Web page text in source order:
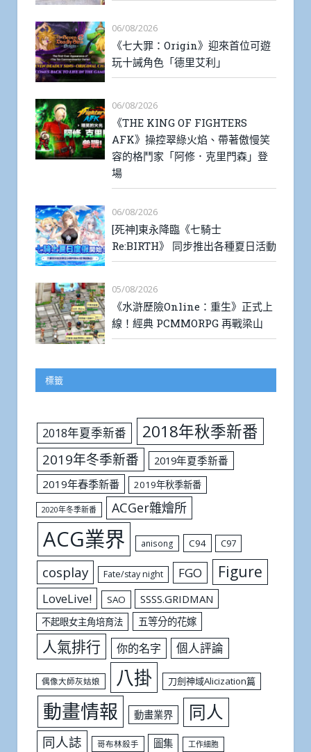
06/08/2026
《七大罪：Origin》迎來首位可遊
玩十誡角色「德里艾利」
06/08/2026
《THE KING OF FIGHTERS
AFK》操控翠綠火焰、帶著傲慢笑
容的格鬥家「阿修．克里門森」登
場
06/08/2026
[死神]東永降臨《七騎士
Re:BIRTH》 同步推出各種夏日活動
05/08/2026
《水滸歷險Online：重生》正式上
線！經典 PCMMORPG 再戰梁山
標籤
2018年夏季新番 2018年秋季新番
2019年冬季新番
2019年夏季新番
2019年春季新番
2019年秋季新番
2020年冬季新番 ACGer雜燴所
ACG業界 anisong C94 C97
cosplay Fate/stay night FGO Figure
LoveLive! SAO SSSS.GRIDMAN
不起眼女主角培育法 五等分的花嫁
人氣排行 你的名字 個人評論
偶像大師灰姑娘 八掛 刀劍神域Alicization篇
動畫情報 動畫業界 同人
同人誌 哥布林殺手 圖集 工作細胞